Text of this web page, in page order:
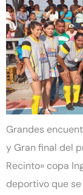
Grandes
y Gran final del
Recinto» copa
deportivo que